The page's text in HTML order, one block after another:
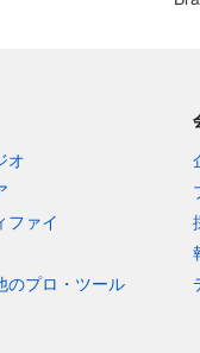
オ
ファイ
のプロ・ツール